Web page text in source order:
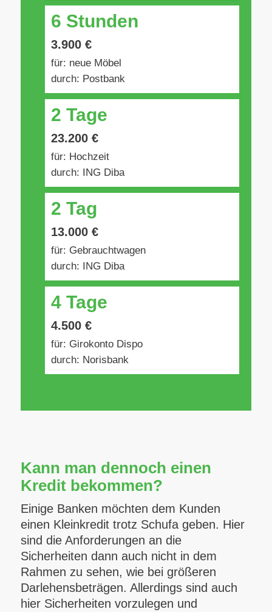
6 Stunden
3.900 €
für: neue Möbel
durch: Postbank
2 Tage
23.200 €
für: Hochzeit
durch: ING Diba
2 Tag
13.000 €
für: Gebrauchtwagen
durch: ING Diba
4 Tage
4.500 €
für: Girokonto Dispo
durch: Norisbank
Kann man dennoch einen
Kredit bekommen?
Einige Banken möchten dem Kunden
einen Kleinkredit trotz Schufa geben. Hier
sind die Anforderungen an die
Sicherheiten dann auch nicht in dem
Rahmen zu sehen, wie bei größeren
Darlehensbeträgen. Allerdings sind auch
hier Sicherheiten vorzulegen und